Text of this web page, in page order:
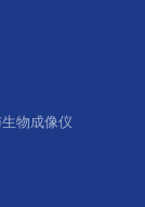
物成像仪